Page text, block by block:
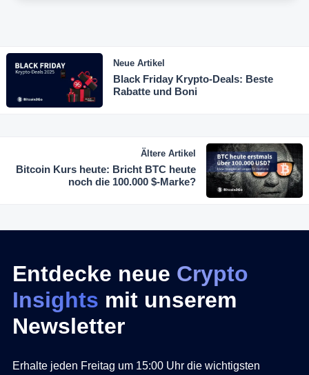
Neue Artikel
Black Friday Krypto-Deals: Beste
Rabatte und Boni
Ältere Artikel
Bitcoin Kurs heute: Bricht BTC heute
noch die 100.000 $-Marke?
Entdecke neue Crypto
Insights mit unserem
Newsletter
Erhalte jeden Freitag um 15:00 Uhr die wichtigsten